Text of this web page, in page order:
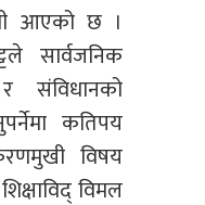
आएको छ ।
सार्वजनिक
संविधानको
कतिपय
विषय
विमल